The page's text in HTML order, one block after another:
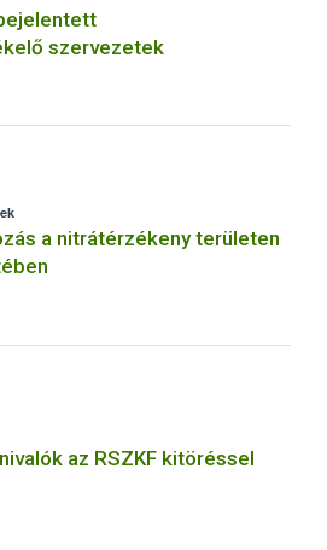
szervezetek
a nitrátérzékeny területen
az RSZKF kitöréssel